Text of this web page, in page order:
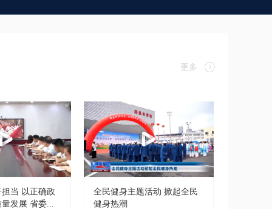
更多
当 以正确政
发展 省委...
全民健身主题活动 掀起全民
健身热潮